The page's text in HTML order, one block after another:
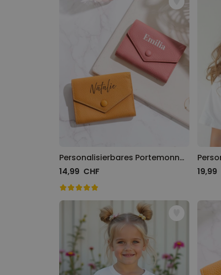
Personalisierbares Portemonnaie mit Name
14,99 CHF
19,99